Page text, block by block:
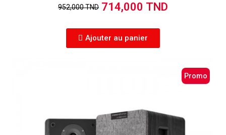
952,000 TND 714,000 TND
Ajouter au panier
Promo